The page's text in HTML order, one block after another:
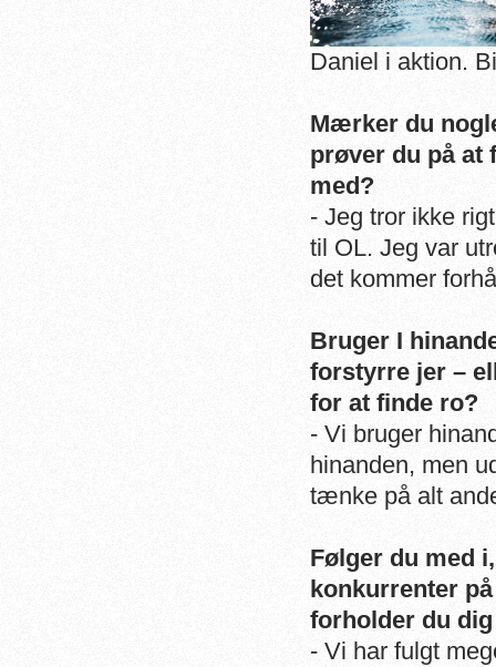
Daniel i aktion.
Mærker du
prøver du på at
med?
- Jeg tror ikke
til OL. Jeg var
det kommer
Bruger I
forstyrre jer –
for at finde ro?
- Vi bruger
hinanden, men
tænke på alt
Følger du med
konkurrenter
forholder du
- Vi har fulgt